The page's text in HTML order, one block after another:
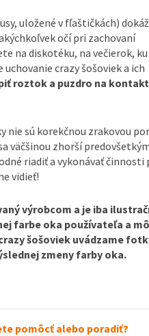
uložené v fľaštičkách)
očí pri zachovaní
na diskotéku, na večierok, ku
crazy šošoviek a ich
roztok a puzdro na
nie sú korekčnou zrakovou
väčšinou zhorší
riadiť a vykonávať činnosti
vidieť!
výrobcom a je iba
farbe oka používateľa a
šošoviek uvádzame
zmeny farby oka.
pomôcť alebo poradiť?